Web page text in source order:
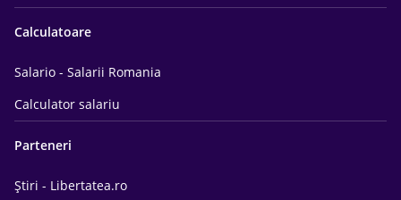
Calculatoare
Salario - Salarii Romania
Calculator salariu
Parteneri
Știri - Libertatea.ro